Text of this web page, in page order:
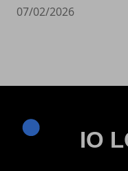
07/02/2026